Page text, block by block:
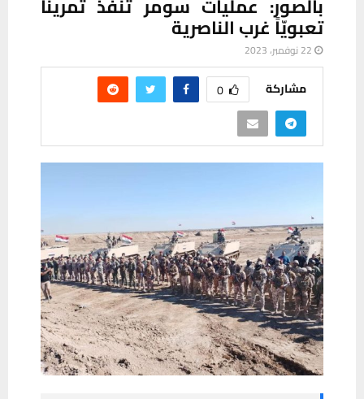
تعبويّاً غرب الناصرية
22 نوفمبر، 2023
مشاركة 0